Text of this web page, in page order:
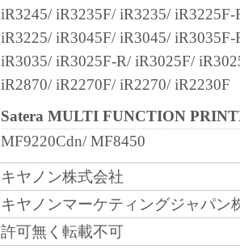
iR3245/ iR3235F/ iR3235/ iR3225F-
iR3225/ iR3045F/ iR3045/ iR3035F-
iR3035/ iR3025F-R/ iR3025F/
iR2870/ iR2270F/ iR2270/ iR2230F
Satera MULTI FUNCTION
MF9220Cdn/ MF8450
キヤノン株式会社
キヤノンマーケティングジャパン
許可無く転載不可